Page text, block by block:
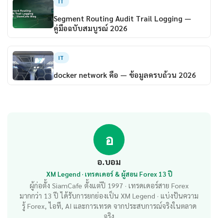
Segment Routing Audit Trail Logging —
คู่มือฉบับสมบูรณ์ 2026
IT
docker network คือ — ข้อมูลครบถ้วน 2026
อ
อ.บอม
XM Legend · เทรดเดอร์ & ผู้สอน Forex 13 ปี
ผู้ก่อตั้ง SiamCafe ตั้งแต่ปี 1997 · เทรดเดอร์สาย Forex
มากกว่า 13 ปี ได้รับการยกย่องเป็น XM Legend · แบ่งปันความ
รู้ Forex, ไอที, AI และการเทรด จากประสบการณ์จริงในตลาด